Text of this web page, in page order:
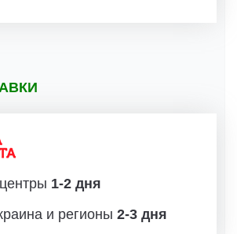
1-2 дня
и регионы 2-3 дня